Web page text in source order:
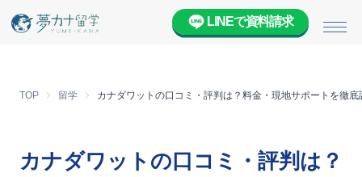
メ
LINEで資料請求
TOP 留学 カナダワットの口コミ・評判は？料金・現地サポートを徹底
カナダワットの口コミ・評判は？